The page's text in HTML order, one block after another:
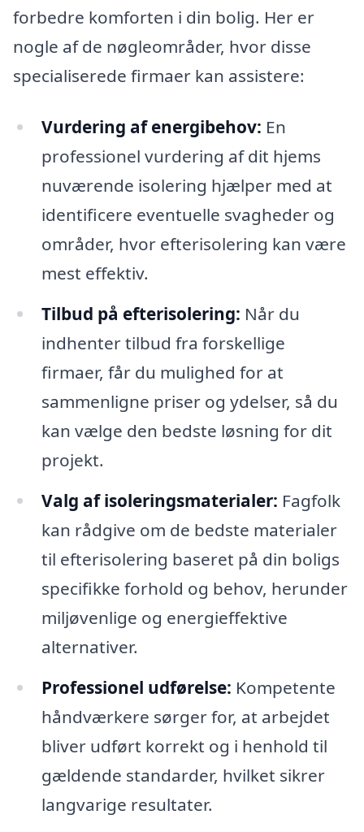
forbedre komforten i din bolig. Her er
nogle af de nøgleområder, hvor disse
specialiserede firmaer kan assistere:
Vurdering af energibehov: En
professionel vurdering af dit hjems
nuværende isolering hjælper med at
identificere eventuelle svagheder og
områder, hvor efterisolering kan være
mest effektiv.
Tilbud på efterisolering: Når du
indhenter tilbud fra forskellige
firmaer, får du mulighed for at
sammenligne priser og ydelser, så du
kan vælge den bedste løsning for dit
projekt.
Valg af isoleringsmaterialer: Fagfolk
kan rådgive om de bedste materialer
til efterisolering baseret på din boligs
specifikke forhold og behov, herunder
miljøvenlige og energieffektive
alternativer.
Professionel udførelse: Kompetente
håndværkere sørger for, at arbejdet
bliver udført korrekt og i henhold til
gældende standarder, hvilket sikrer
langvarige resultater.